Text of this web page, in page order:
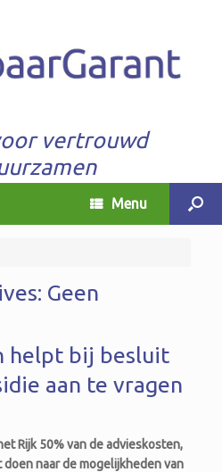
vertrouwd
Menu
Geen
helpt bij besluit
aan te vragen
Rijk 50% van de advieskosten,
naar de mogelijkheden van